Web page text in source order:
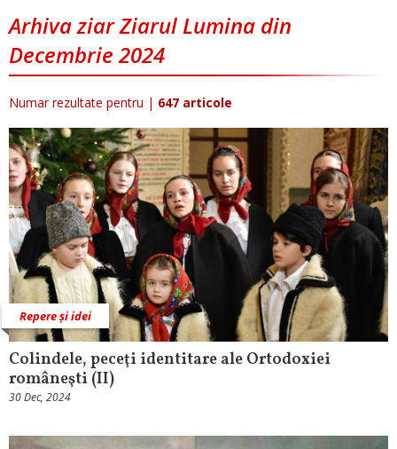
Arhiva ziar Ziarul Lumina din
Decembrie 2024
Numar rezultate pentru | 647 articole
Repere și idei
Colindele, peceţi identitare ale Ortodoxiei
româneşti (II)
30 Dec, 2024